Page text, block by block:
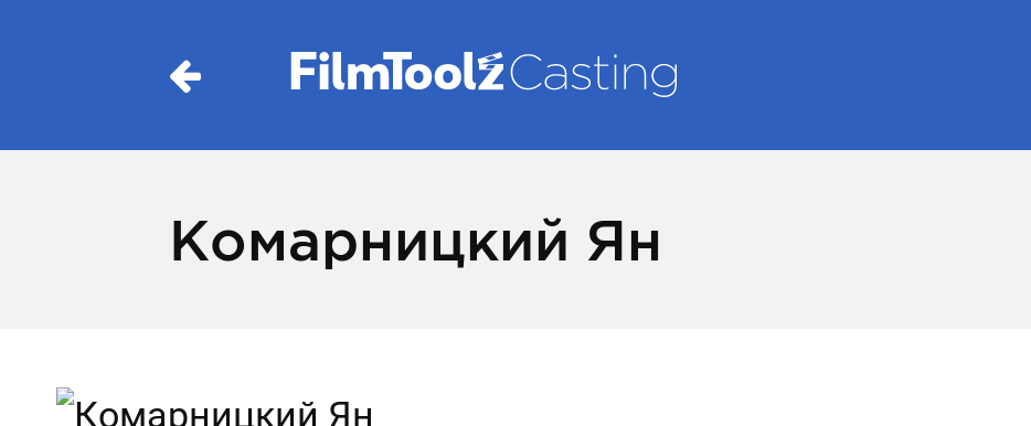
Комарницкий Ян